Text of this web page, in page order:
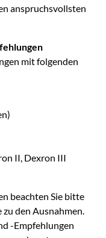
anspruchsvollsten
mit folgenden
II, Dexron III
beachten Sie bitte
den Ausnahmen.
-Empfehlungen